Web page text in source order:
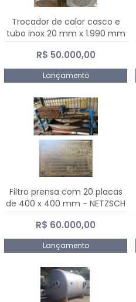
Trocador de calor casco e
tubo inox 20 mm x 1.990 mm
R$ 50.000,00
Lançamento
Filtro prensa com 20 placas
de 400 x 400 mm - NETZSCH
R$ 60.000,00
Lançamento